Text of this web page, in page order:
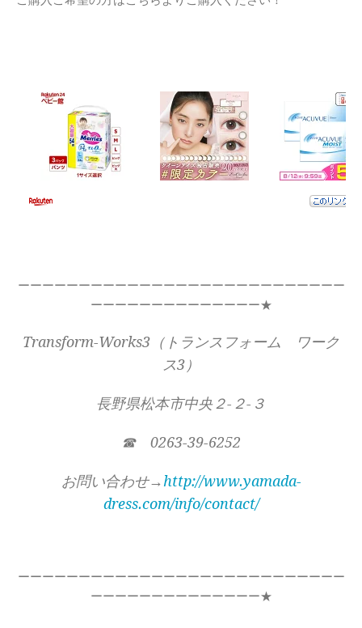
ーーーーーーーーーーーーーーーーーーーーーーーーーーー
ーーーーーーーーーーーーーー★
Transform-Works3（トランスフォーム ワーク
ス3）
長野県松本市中央２-２-３
☎ 0263-39-6252
お問い合わせ→http://www.yamada-
dress.com/info/contact/
ーーーーーーーーーーーーーーーーーーーーーーーーーーー
ーーーーーーーーーーーーーー★